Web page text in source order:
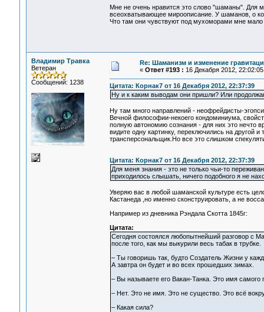
Мне не очень нравится это слово "шаманы". Для
всеохватывающее мироописание. У шаманов, о
Что там они чувствуют под мухоморами мне мало
Владимир Травка
Ветеран
Сообщений: 1238
Re: Шаманизм и изменение
« Ответ #193 : 16 Декабря 2012,
Цитата: Корнак7 от 16 Декабря 2012, 22:37:39
Ну и к каким выводам они пришли? Или
Ну там много направлений - неофрейдисты-
Вечной философии-некоего кондоминиума,
полную автономию сознания - для них это нечто
видите одну картинку, переключились на другой
трансперсональщик.Но все это слишком
Цитата: Корнак7 от 16 Декабря 2012, 22:37:39
Для меня знания - это не только чьи-то
приходилось слышать, ничего подобного я не
Уверяю вас в любой шаманской культуре есть
Кастанеда ,но именно сконструировать, а не
Например из дневника Рэндала Скотта 1845г:
Цитата:
Сегодня состоялся любопытнейший разговор с
после того, как мы выкурили весь табак в трубке.
– Ты говоришь так, будто Создатель Жизни у
А завтра он будет и во всех прошедших зимах.
– Вы называете его Вакан-Танка. Это имя самого
– Нет. Это не имя. Это не существо. Это всё
– Какая сила?